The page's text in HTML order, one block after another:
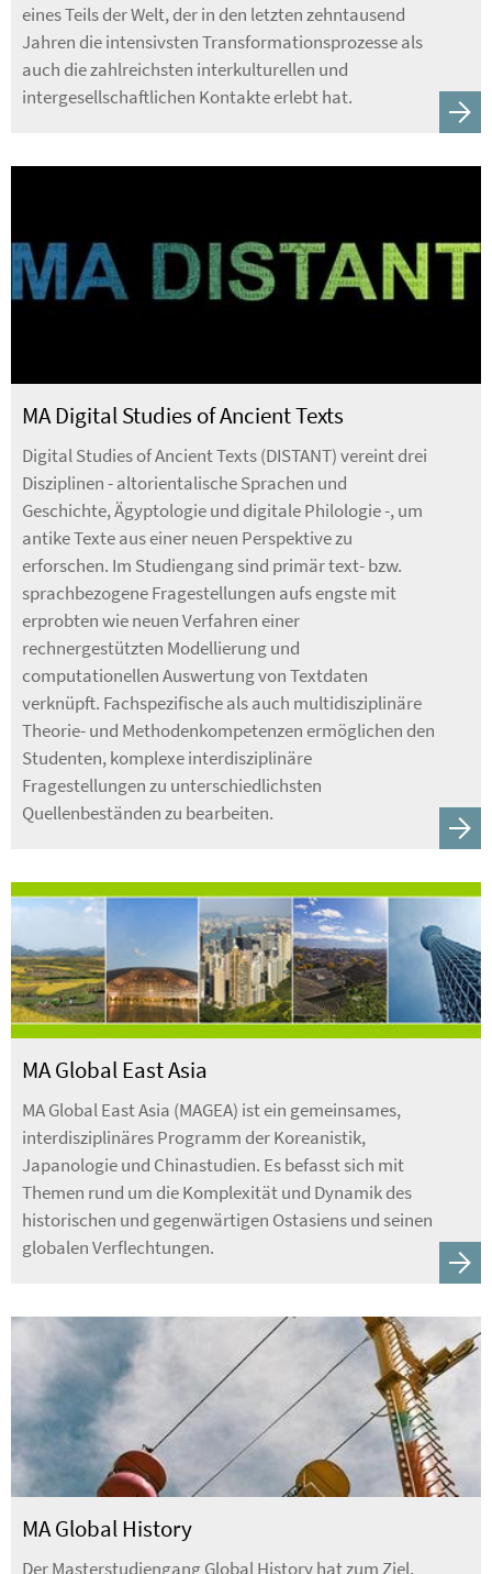
eines Teils der Welt, der in den letzten zehntausend
Jahren die intensivsten Transformationsprozesse als
auch die zahlreichsten interkulturellen und
intergesellschaftlichen Kontakte erlebt hat.
MA Digital Studies of Ancient Texts
Digital Studies of Ancient Texts (DISTANT) vereint drei
Disziplinen - altorientalische Sprachen und
Geschichte, Ägyptologie und digitale Philologie -, um
antike Texte aus einer neuen Perspektive zu
erforschen. Im Studiengang sind primär text- bzw.
sprachbezogene Fragestellungen aufs engste mit
erprobten wie neuen Verfahren einer
rechnergestützten Modellierung und
computationellen Auswertung von Textdaten
verknüpft. Fachspezifische als auch multidisziplinäre
Theorie- und Methodenkompetenzen ermöglichen den
Studenten, komplexe interdisziplinäre
Fragestellungen zu unterschiedlichsten
Quellenbeständen zu bearbeiten.
MA Global East Asia
MA Global East Asia (MAGEA) ist ein gemeinsames,
interdisziplinäres Programm der Koreanistik,
Japanologie und Chinastudien. Es befasst sich mit
Themen rund um die Komplexität und Dynamik des
historischen und gegenwärtigen Ostasiens und seinen
globalen Verflechtungen.
MA Global History
Der Masterstudiengang Global History hat zum Ziel,